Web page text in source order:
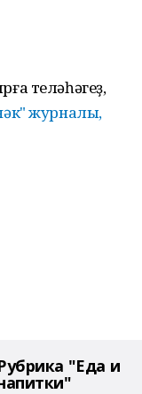
теләһәгеҙ,
журналы,
"Еда и